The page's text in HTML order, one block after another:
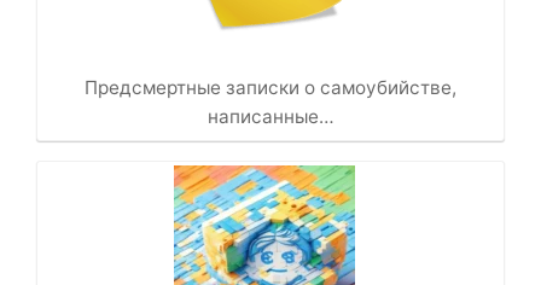
Предсмертные записки о самоубийстве,
написанные…